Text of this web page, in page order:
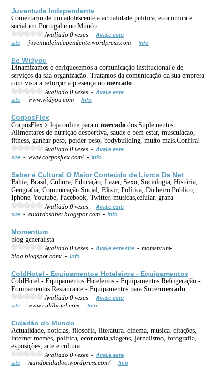
Juventude Independente
Comentário de um adolescente à actualidade política, económica e
social em Portugal e no Mundo.
Avaliado 0 vezes - Avalie este
site - juventudeindependente.wordpress.com - Info
Be Widyou
Dinamizamos e enriquecemos a comunicação institucional e de
serviços da sua organização. Tratamos da comunicação da sua empresa
com vista a reforçar a presença no mercado
Avaliado 0 vezes - Avalie este
site - www.widyou.com - Info
CorposFlex
CorposFlex > loja online para o mercado dos Suplementos
Alimentares de nutriçao desportiva, saude e bem estar, musculaçao,
fitness, ganhar peso, perder peso, bodybuilding, muito mais.Confira!
Avaliado 0 vezes - Avalie este
site - www.corposflex.com/ - Info
Saber é Cultura! O Maior Conteúdo de Livros Da Net
Bahia, Brasil, Cultura, Educação, Lazer, Sexo, Sociologia, História,
Geografia, Comunicação Social, Elixir, Política, Dinheiro Publico,
Iphone, Youtube, Facebook, Twitter, musicas,celular, grana
Avaliado 0 vezes - Avalie este
site - elixirdosaber.blogspot.com - Info
Momentum
blog generalista
Avaliado 0 vezes - Avalie este site - momentum-
blog.blogspot.com/ - Info
ColdHotel - Equipamentos Hoteleiros - Equipamentos
ColdHotel - Equipamentos Hoteleiros - Equipamentos Refrigeração -
Equipamentos Restaurante - Equipamentos para Supermercado
Avaliado 0 vezes - Avalie este
site - www.coldhotel.com - Info
Cidadão do Mundo
Actualidade, noticias, filosofia, literatura, cinema, musica, citações,
internet memes, politica, economia ,viagens, jornalismo, fotografia,
exposições, arte e cultura.
Avaliado 0 vezes - Avalie este
site - mundocidadao.wordpress.com/ - Info